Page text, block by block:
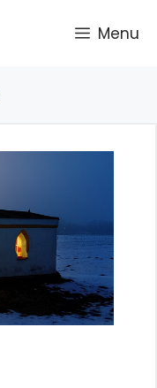
Menu